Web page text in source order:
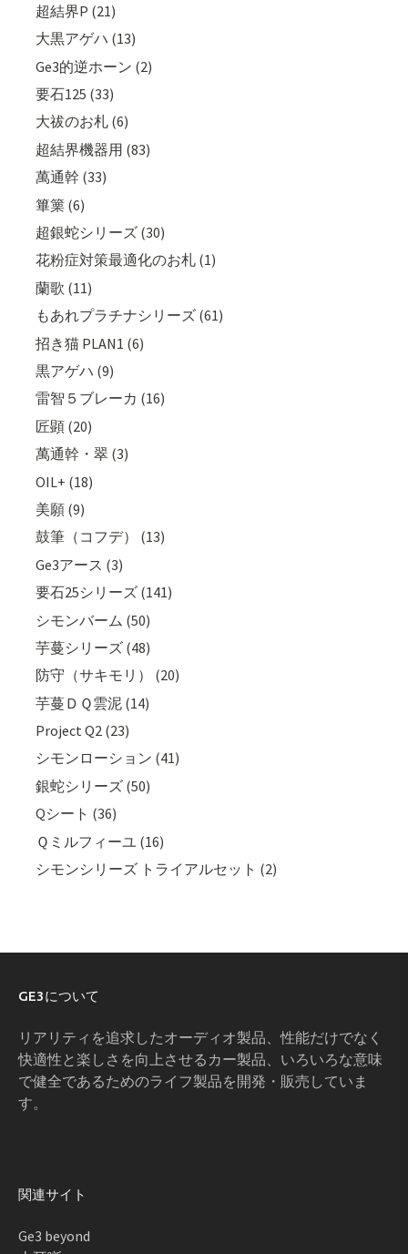
超結界P (21)
大黒アゲハ (13)
Ge3的逆ホーン (2)
要石125 (33)
大祓のお札 (6)
超結界機器用 (83)
萬通幹 (33)
篳篥 (6)
超銀蛇シリーズ (30)
花粉症対策最適化のお札 (1)
蘭歌 (11)
もあれプラチナシリーズ (61)
招き猫 PLAN1 (6)
黒アゲハ (9)
雷智５ブレーカ (16)
匠顕 (20)
萬通幹・翠 (3)
OIL+ (18)
美願 (9)
鼓筆（コフデ） (13)
Ge3アース (3)
要石25シリーズ (141)
シモンバーム (50)
芋蔓シリーズ (48)
防守（サキモリ） (20)
芋蔓ＤＱ雲泥 (14)
Project Q2 (23)
シモンローション (41)
銀蛇シリーズ (50)
Qシート (36)
Ｑミルフィーユ (16)
シモンシリーズ トライアルセット (2)
GE3について
リアリティを追求したオーディオ製品、性能だけでなく
快適性と楽しさを向上させるカー製品、いろいろな意味
で健全であるためのライフ製品を開発・販売していま
す。
関連サイト
Ge3 beyond